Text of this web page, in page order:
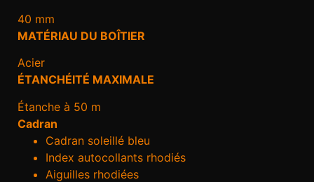
40 mm
MATÉRIAU DU BOÎTIER
Acier
ÉTANCHÉITÉ MAXIMALE
Étanche à 50 m
Cadran
Cadran soleillé bleu
Index autocollants rhodiés
Aiguilles rhodiées